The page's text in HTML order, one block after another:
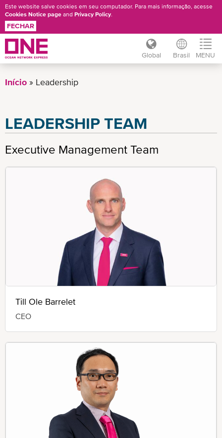
para
principal
Este website salve cookies em seu computador. Para mais informação, acesse
Cookies Notice page and Privacy Policy.
FECHAR
Global Brasil MENU
Início Leadership
LEADERSHIP TEAM
Executive Management Team
Till Ole Barrelet
CEO